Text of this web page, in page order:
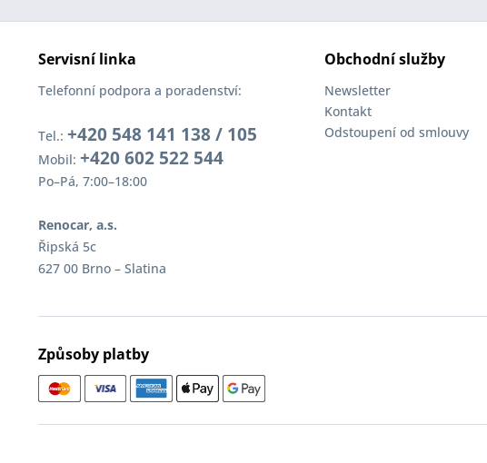
Servisní linka
Telefonní podpora a poradenství:
Tel.: +420 548 141 138 / 105
Mobil: +420 602 522 544
Po–Pá, 7:00–18:00
Renocar, a.s.
Řipská 5c
627 00 Brno – Slatina
Obchodní služby
Newsletter
Kontakt
Odstoupení od smlouvy
Způsoby platby